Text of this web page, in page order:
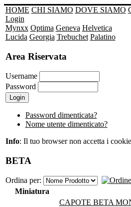
HOME CHI SIAMO DOVE SIAMO
Login
Mynxx Optima Geneva Helvetica
Lucida Georgia Trebuchet Palatino
Area Riservata
Username
Password
Password dimenticata?
Nome utente dimenticato?
Info: Il tuo browser non accetta i
BETA
Ordina per:
Miniatura
CAPOTE BETA